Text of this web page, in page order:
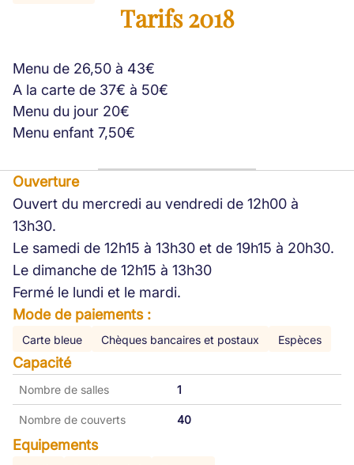
Tarifs 2018
Menu de 26,50 à 43€
A la carte de 37€ à 50€
Menu du jour 20€
Menu enfant 7,50€
Ouverture
Ouvert du mercredi au vendredi de 12h00 à
13h30.
Le samedi de 12h15 à 13h30 et de 19h15 à 20h30.
Le dimanche de 12h15 à 13h30
Fermé le lundi et le mardi.
Mode de paiements :
Carte bleue Chèques bancaires et postaux Espèces
Capacité
Nombre de salles 1
Nombre de couverts 40
Equipements